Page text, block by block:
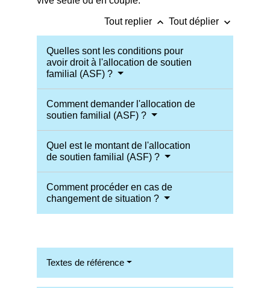
Tout replier keyboard_arrow_up Tout déplier keyboard_arrow_down
Quelles sont les conditions pour
avoir droit à l'allocation de soutien
familial (ASF) ?
Comment demander l'allocation de
soutien familial (ASF) ?
Quel est le montant de l'allocation
de soutien familial (ASF) ?
Comment procéder en cas de
changement de situation ?
Textes de référence